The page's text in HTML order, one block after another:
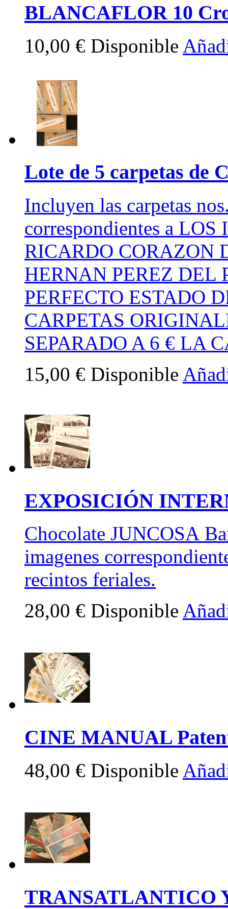
BLANCAFLOR 10
10,00 € Disponible
Lote de 5 carpetas de
Incluyen las carpetas
correspondientes a
RICARDO CORAZON
HERNAN PEREZ DEL
PERFECTO ESTADO
CARPETAS
SEPARADO A 6 € LA
15,00 € Disponible
EXPOSICIÓN
Chocolate JUNCOSA
imagenes
recintos feriales.
28,00 € Disponible
CINE MANUAL
48,00 € Disponible
TRANSATLANTICO